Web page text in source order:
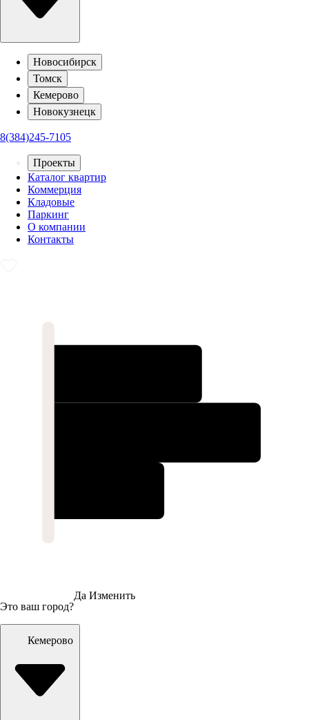
Новосибирск
Томск
Кемерово
Новокузнецк
8(384)245-7105
Проекты
Каталог квартир
Коммерция
Кладовые
Паркинг
О компании
Контакты
Это ваш город?
Да Изменить
Кемерово